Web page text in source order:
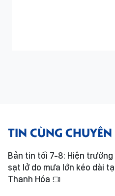
TIN CÙNG
Bản tin tối 7-8: Hiện trường
sạt lở do mưa lớn kéo dài
Thanh Hóa